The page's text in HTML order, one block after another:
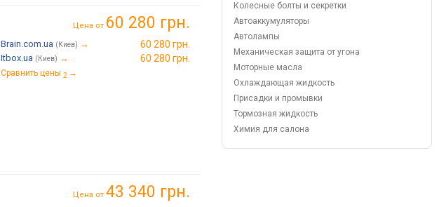
Цена от 60 280 грн.
Brain.com.ua (Киев) → 60 280 грн.
Itbox.ua (Киев) → 60 280 грн.
Сравнить цены 2 →
Цена от 43 340 грн.
Колесные болты и секретки
Автоаккумуляторы
Автолампы
Механическая защита от угона
Моторные масла
Охлаждающая жидкость
Присадки и промывки
Тормозная жидкость
Химия для салона